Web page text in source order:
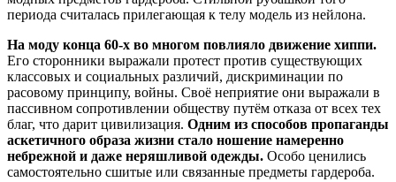
периода считалась прилегающая к телу модель из нейлона.
На моду конца 60-х во многом повлияло движение хиппи.
Его сторонники выражали протест против существующих
классовых и социальных различий, дискриминации по
расовому принципу, войны. Своё неприятие они выражали в
пассивном сопротивлении обществу путём отказа от всех тех
благ, что дарит цивилизация. Одним из способов пропаганды
аскетичного образа жизни стало ношение намеренно
небрежной и даже неряшливой одежды. Особо ценились
самостоятельно сшитые или связанные предметы гардероба.